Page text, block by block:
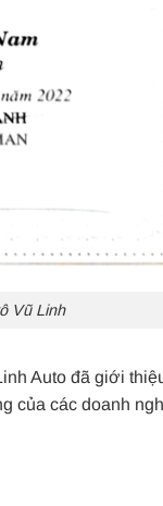
Vũ Linh
Auto đã giới
của các doanh